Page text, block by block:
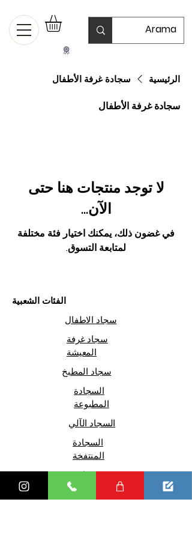
الرئيسية سجادة غرفة الأطفال
سجادة غرفة الأطفال
لا توجد منتجات هنا حتى
الآن...
في غضون ذلك، يمكنك اختيار فئة مختلفة
لمتابعة التسوق.
الفئات الشعبية
سجاد الاطفال
سجاد غرفة
المعيشة
سجاد المطبخ
السجادة
المطبوعة
السجاد الآلي
السجادة
المنتفخة
سجادة
السيزال